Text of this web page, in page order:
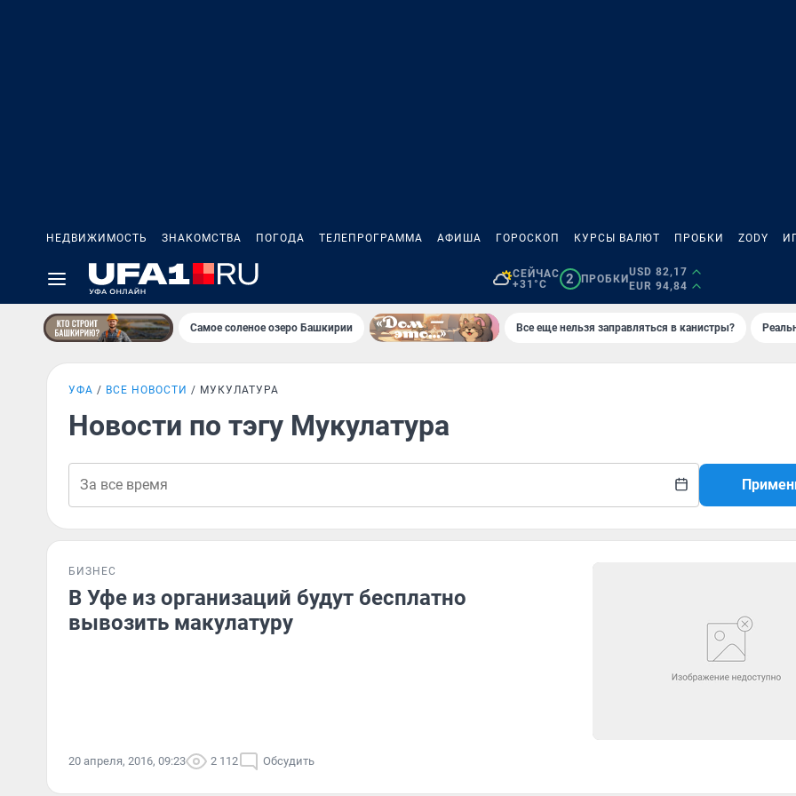
НЕДВИЖИМОСТЬ ЗНАКОМСТВА ПОГОДА ТЕЛЕПРОГРАММА АФИША ГОРОСКОП КУРСЫ ВАЛЮТ ПРОБКИ ZODY
СЕЙЧАС
+31°C
2 ПРОБКИ
USD 82,17
EUR 94,84
Самое соленое озеро Башкирии Все еще нельзя заправляться в канистры?
УФА ВСЕ НОВОСТИ МУКУЛАТУРА
Новости по тэгу Мукулатура
БИЗНЕС
В Уфе из организаций будут бесплатно
вывозить макулатуру
20 апреля, 2016, 09:23 2 112 Обсудить